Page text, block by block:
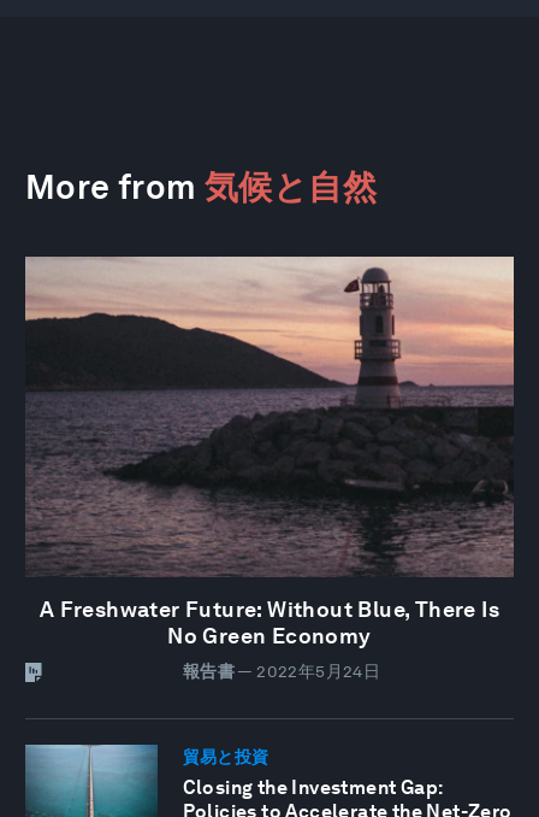
More from 気候と自然
A Freshwater Future: Without Blue, There Is
No Green Economy
報告書— 2022年5月24日
貿易と投資
Closing the Investment Gap:
Policies to Accelerate the Net-Zero